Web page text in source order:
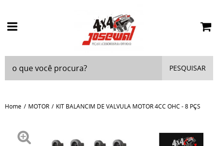
PESQUISAR
Home MOTOR KIT BALANCIM DE VALVULA MOTOR 4CC OHC - 8 PÇS